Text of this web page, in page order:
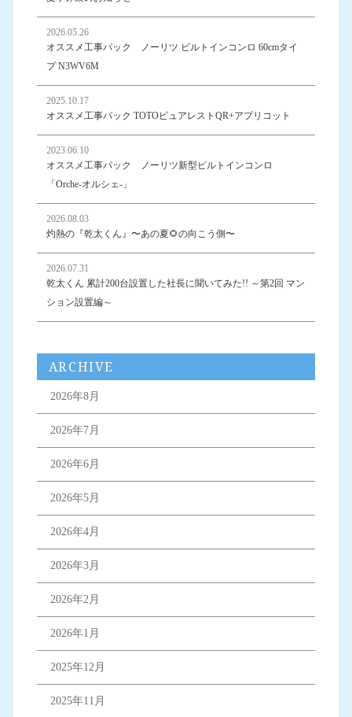
2026.05.26
オススメ工事パック ノーリツ ビルトインコンロ 60cmタイ
プ N3WV6M
2025.10.17
オススメ工事パック TOTOピュアレストQR+アプリコット
2023.06.10
オススメ工事パック ノーリツ新型ビルトインコンロ
「Orche-オルシェ-」
2026.08.03
灼熱の『乾太くん』〜あの夏🌻の向こう側〜
2026.07.31
乾太くん 累計200台設置した社長に聞いてみた!! ～第2回 マン
ション設置編～
ARCHIVE
2026年8月
2026年7月
2026年6月
2026年5月
2026年4月
2026年3月
2026年2月
2026年1月
2025年12月
2025年11月